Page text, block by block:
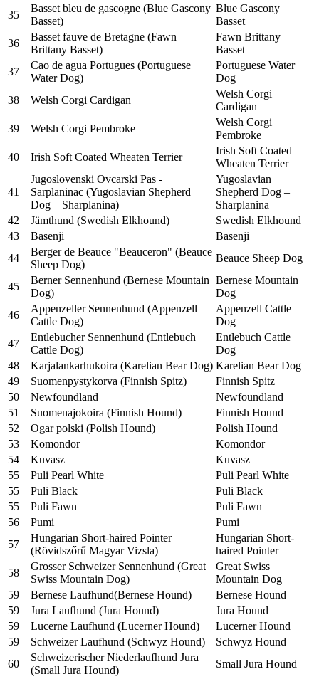
35
Basset bleu de gascogne (Blue Gascony
Basset)
Blue Gascony
Basset
36
Basset fauve de Bretagne (Fawn
Brittany Basset)
Fawn Brittany
Basset
37
Cao de agua Portugues (Portuguese
Water Dog)
Portuguese Water
Dog
38
Welsh Corgi Cardigan
Welsh Corgi
Cardigan
39
Welsh Corgi Pembroke
Welsh Corgi
Pembroke
40
Irish Soft Coated Wheaten Terrier
Irish Soft Coated
Wheaten Terrier
41
Jugoslovenski Ovcarski Pas -
Sarplaninac (Yugoslavian Shepherd
Dog – Sharplanina)
Yugoslavian
Shepherd Dog –
Sharplanina
42
Jämthund (Swedish Elkhound)
Swedish Elkhound
43
Basenji
Basenji
44
Berger de Beauce "Beauceron" (Beauce
Sheep Dog)
Beauce Sheep Dog
45
Berner Sennenhund (Bernese Mountain
Dog)
Bernese Mountain
Dog
46
Appenzeller Sennenhund (Appenzell
Cattle Dog)
Appenzell Cattle
Dog
47
Entlebucher Sennenhund (Entlebuch
Cattle Dog)
Entlebuch Cattle
Dog
48
Karjalankarhukoira (Karelian Bear Dog) Karelian Bear Dog
49
Suomenpystykorva (Finnish Spitz)
Finnish Spitz
50
Newfoundland
Newfoundland
51
Suomenajokoira (Finnish Hound)
Finnish Hound
52
Ogar polski (Polish Hound)
Polish Hound
53
Komondor
Komondor
54
Kuvasz
Kuvasz
55
Puli Pearl White
Puli Pearl White
55
Puli Black
Puli Black
55
Puli Fawn
Puli Fawn
56
Pumi
Pumi
57
Hungarian Short-haired Pointer
(Rövidszőrű Magyar Vizsla)
Hungarian Short-
haired Pointer
58
Grosser Schweizer Sennenhund (Great
Swiss Mountain Dog)
Great Swiss
Mountain Dog
59
Bernese Laufhund(Bernese Hound)
Bernese Hound
59
Jura Laufhund (Jura Hound)
Jura Hound
59
Lucerne Laufhund (Lucerner Hound)
Lucerner Hound
59
Schweizer Laufhund (Schwyz Hound)
Schwyz Hound
60
Schweizerischer Niederlaufhund Jura
(Small Jura Hound)
Small Jura Hound